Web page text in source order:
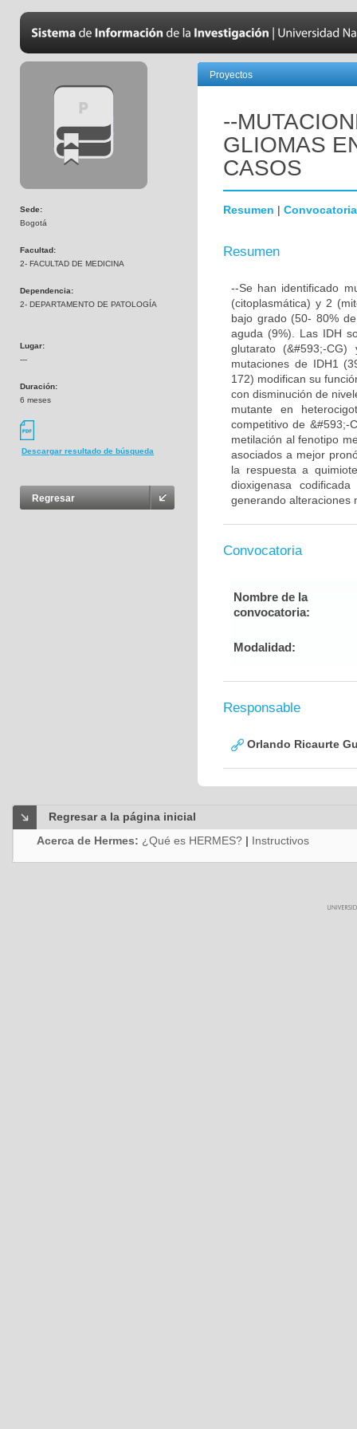
Sede:
Bogotá
Facultad:
2- FACULTAD DE MEDICINA
Dependencia:
2- DEPARTAMENTO DE PATOLOGÍA
Lugar:
---
Duración:
6 meses
Descargar resultado de búsqueda
Regresar
Proyectos
--
GLIOMAS
CASOS
Resumen | Convocatoria
Resumen
--Se han identificado
(citoplasmática) y 2
bajo grado (50- 80%
aguda (9%). Las IDH
glutarato (&#593;-
mutaciones de IDH1
172) modifican su
con disminución de
mutante en
competitivo de &#593;-
metilación al fenotipo
asociados a mejor
la respuesta a
dioxigenasa
generando alteraciones
Convocatoria
Nombre de la
convocatoria:
Modalidad:
Responsable
Orlando Ricaurte
Regresar a la página inicial
Acerca de Hermes: ¿Qué es HERMES? | Instructivos